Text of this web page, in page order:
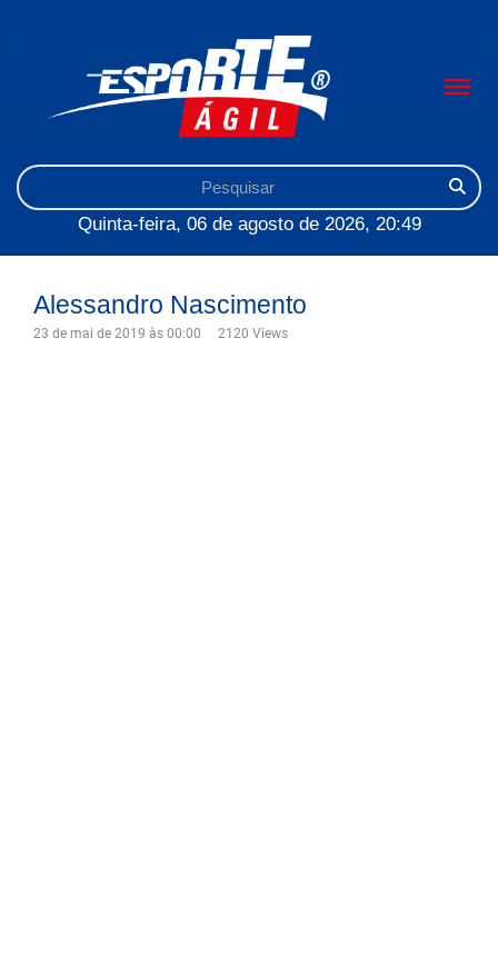
Quinta-feira, 06 de agosto de 2026, 20:49
Alessandro Nascimento
23 de mai de 2019 às 00:00 2120 Views